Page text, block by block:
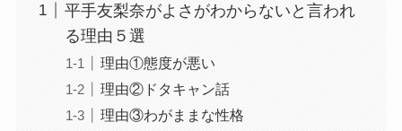
平手友梨奈がよさがわからないと言われ
る理由５選
理由①態度が悪い
理由②ドタキャン話
理由③わがままな性格